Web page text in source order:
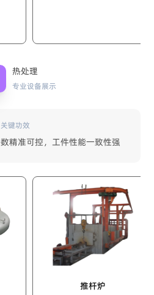
热处理
专业设备展示
关键功效
数精准可控，工件性能一致性强